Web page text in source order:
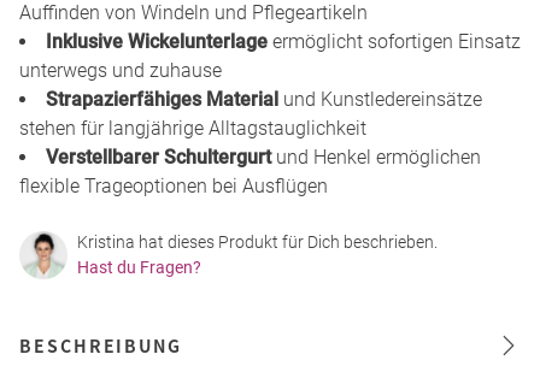
Auffinden von Windeln und Pflegeartikeln
Inklusive Wickelunterlage ermöglicht sofortigen Einsatz
unterwegs und zuhause
Strapazierfähiges Material und Kunstledereinsätze
stehen für langjährige Alltagstauglichkeit
Verstellbarer Schultergurtund Henkel ermöglichen
flexible Trageoptionen bei Ausflügen
Kristina hat dieses Produkt für Dich beschrieben.
Hast du Fragen?
BESCHREIBUNG